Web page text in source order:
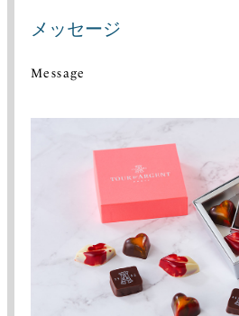
メッセージ
Message